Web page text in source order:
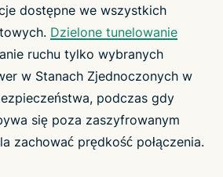
dostępne we wszystkich
Dzielone tunelowanie
ruchu tylko wybranych
w Stanach Zjednoczonych w
podczas gdy
się poza zaszyfrowanym
zachować prędkość połączenia.